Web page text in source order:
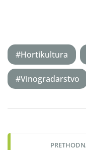
#Hortikultura
#Vinogradarstvo
navigation